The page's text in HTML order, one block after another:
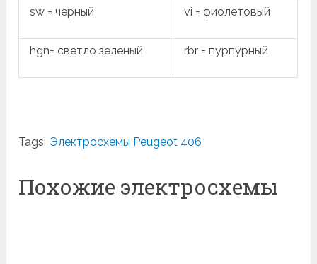
sw = черный vi = фиолетовый
hgn= светло зеленый rbr = пурпурный
Tags: Электросхемы Peugeot 406
Похожие электросхемы